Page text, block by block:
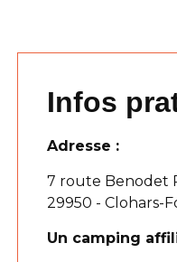
Infos
Adresse :
7 route Benodet
29950 - Clohars-
Un camping